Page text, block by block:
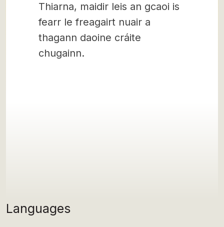
Languages
Thiarna, maidir leis an gcaoi is
fearr le freagairt nuair a
thagann daoine cráite
chugainn.